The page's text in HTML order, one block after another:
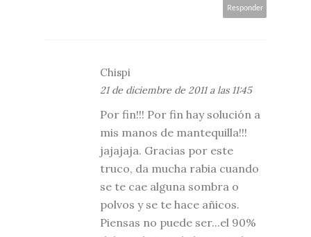
Responder
Chispi
21 de diciembre de 2011 a las 11:45
Por fin!!! Por fin hay solución a
mis manos de mantequilla!!!
jajajaja. Gracias por este
truco, da mucha rabia cuando
se te cae alguna sombra o
polvos y se te hace añicos.
Piensas no puede ser...el 90%